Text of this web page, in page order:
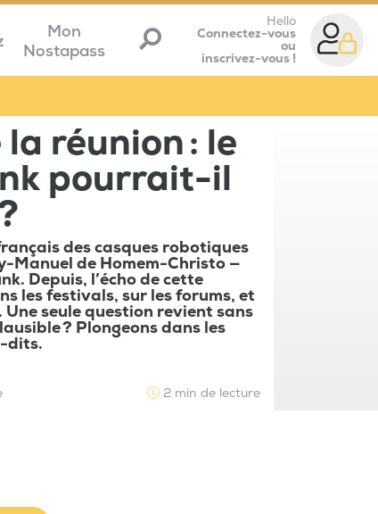
Mon
Nostapass
Hello
Connectez-vous
ou
inscrivez-vous !
réunion : le
pourrait-il
des casques robotiques
Manuel de Homem-Christo —
Depuis, l’écho de cette
les festivals, sur les forums, et
seule question revient sans
? Plongeons dans les
dits.
2 min de lecture